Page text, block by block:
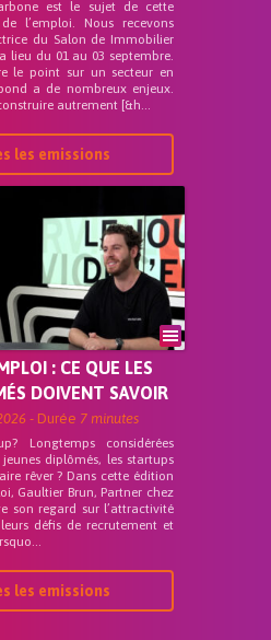
est le sujet de cette
l’emploi. Nous recevons
du Salon de Immobilier
lieu du 01 au 03 septembre.
le point sur un secteur en
a de nombreux enjeux.
autrement [&h...
les emissions
: CE QUE LES
DOIVENT SAVOIR
- Durée 7 minutes
Longtemps considérées
diplômés, les startups
rêver ? Dans cette édition
Gaultier Brun, Partner chez
son regard sur l’attractivité
défis de recrutement et
les emissions